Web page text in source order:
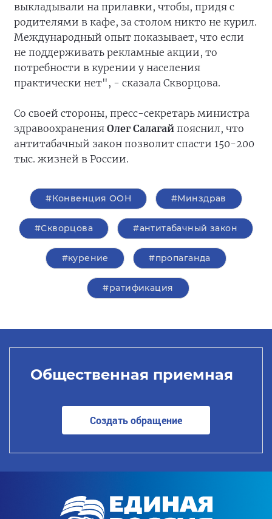
выкладывали на прилавки, чтобы, придя с
родителями в кафе, за столом никто не курил.
Международный опыт показывает, что если
не поддерживать рекламные акции, то
потребности в курении у населения
практически нет", - сказала Скворцова.
Со своей стороны, пресс-секретарь министра
здравоохранения Олег Салагай пояснил, что
антитабачный закон позволит спасти 150-200
тыс. жизней в России.
#Конвенция ООН #Минздрав
#Скворцова #антитабачный закон
#курение #пропаганда
#ратификация
Общественная приемная
Создать обращение